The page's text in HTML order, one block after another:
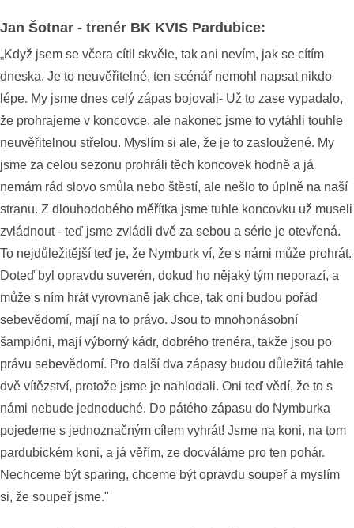
Jan Šotnar - trenér BK KVIS Pardubice:
„Když jsem se včera cítil skvěle, tak ani nevím, jak se cítím
dneska. Je to neuvěřitelné, ten scénář nemohl napsat nikdo
lépe. My jsme dnes celý zápas bojovali- Už to zase vypadalo,
že prohrajeme v koncovce, ale nakonec jsme to vytáhli touhle
neuvěřitelnou střelou. Myslím si ale, že je to zasloužené. My
jsme za celou sezonu prohráli těch koncovek hodně a já
nemám rád slovo smůla nebo štěstí, ale nešlo to úplně na naší
stranu. Z dlouhodobého měřítka jsme tuhle koncovku už museli
zvládnout - teď jsme zvládli dvě za sebou a série je otevřená.
To nejdůležitější teď je, že Nymburk ví, že s námi může prohrát.
Doteď byl opravdu suverén, dokud ho nějaký tým neporazí, a
může s ním hrát vyrovnaně jak chce, tak oni budou pořád
sebevědomí, mají na to právo. Jsou to mnohonásobní
šampióni, mají výborný kádr, dobrého trenéra, takže jsou po
právu sebevědomí. Pro další dva zápasy budou důležitá tahle
dvě vítězství, protože jsme je nahlodali. Oni teď vědí, že to s
námi nebude jednoduché. Do pátého zápasu do Nymburka
pojedeme s jednoznačným cílem vyhrát! Jsme na koni, na tom
pardubickém koni, a já věřím, ze docváláme pro ten pohár.
Nechceme být sparing, chceme být opravdu soupeř a myslím
si, že soupeř jsme."